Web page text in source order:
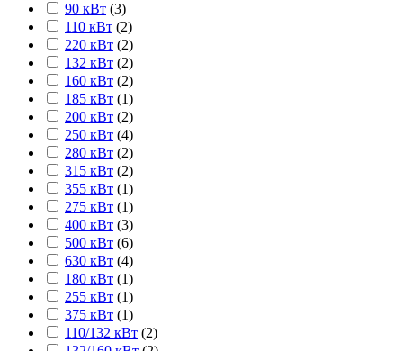
90 кВт (3)
110 кВт (2)
220 кВт (2)
132 кВт (2)
160 кВт (2)
185 кВт (1)
200 кВт (2)
250 кВт (4)
280 кВт (2)
315 кВт (2)
355 кВт (1)
275 кВт (1)
400 кВт (3)
500 кВт (6)
630 кВт (4)
180 кВт (1)
255 кВт (1)
375 кВт (1)
110/132 кВт (2)